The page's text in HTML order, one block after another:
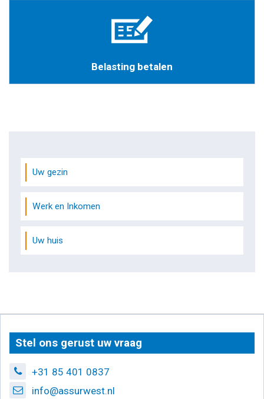
Belasting betalen
Uw gezin
Werk en Inkomen
Uw huis
Stel ons gerust uw vraag
+31 85 401 0837
info@assurwest.nl